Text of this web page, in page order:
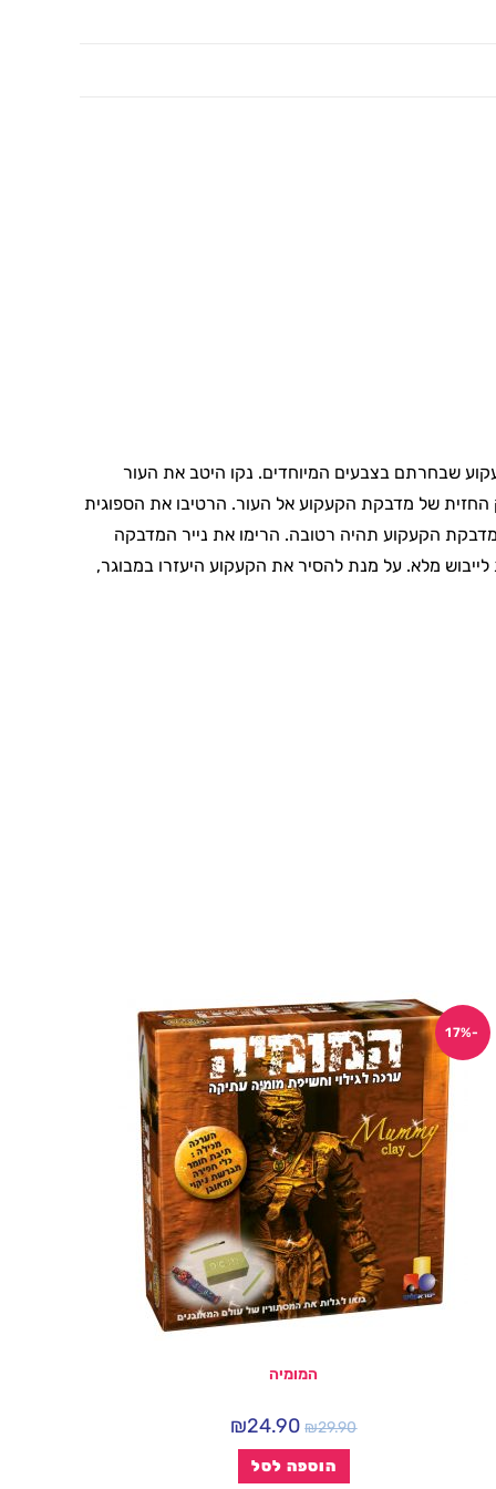
שבחרתם בצבעים המיוחדים. נקו היטב את העור
החזית של מדבקת הקעקוע אל העור. הרטיבו את הספוגית
הקעקוע תהיה רטובה. הרימו את נייר המדבקה
מלא. על מנת להסיר את הקעקוע היעזרו במבוגר,
-17%
המומיה
₪29.90
₪24.90
הוספה לסל